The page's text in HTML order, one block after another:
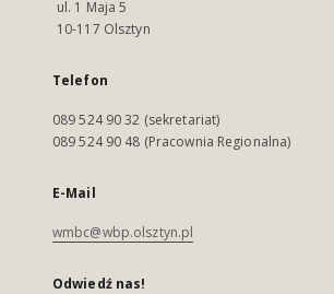
ul. 1 Maja 5
10-117 Olsztyn
Telefon
089 524 90 32 (sekretariat)
089 524 90 48 (Pracownia Regionalna)
E-Mail
wmbc@wbp.olsztyn.pl
Odwiedź nas!